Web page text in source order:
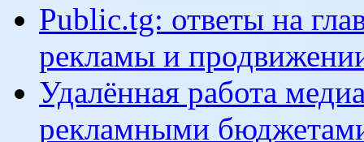
Public.tg: ответы на
рекламы и
Удалённая работа
рекламными